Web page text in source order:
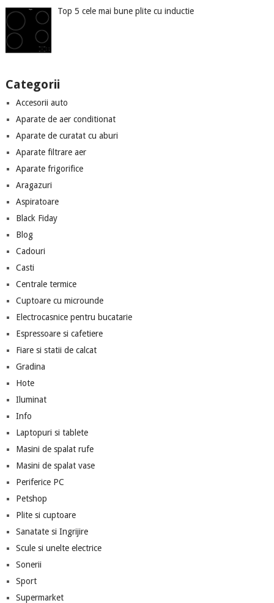
Top 5 cele mai bune plite cu inductie
Categorii
Accesorii auto
Aparate de aer conditionat
Aparate de curatat cu aburi
Aparate filtrare aer
Aparate frigorifice
Aragazuri
Aspiratoare
Black Fiday
Blog
Cadouri
Casti
Centrale termice
Cuptoare cu microunde
Electrocasnice pentru bucatarie
Espressoare si cafetiere
Fiare si statii de calcat
Gradina
Hote
Iluminat
Info
Laptopuri si tablete
Masini de spalat rufe
Masini de spalat vase
Periferice PC
Petshop
Plite si cuptoare
Sanatate si Ingrijire
Scule si unelte electrice
Sonerii
Sport
Supermarket